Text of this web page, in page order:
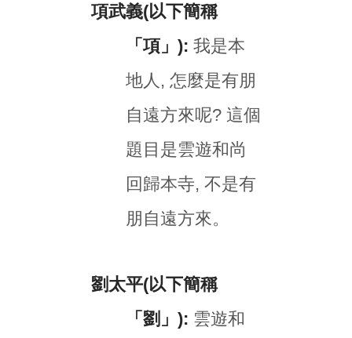
項武義(以下簡稱
「項」): 我是本
地人, 怎麼是有朋
自遠方來呢? 這個
題目是雲遊和尚
回歸本寺, 不是有
朋自遠方來。
劉太平(以下簡稱
「劉」): 雲遊和